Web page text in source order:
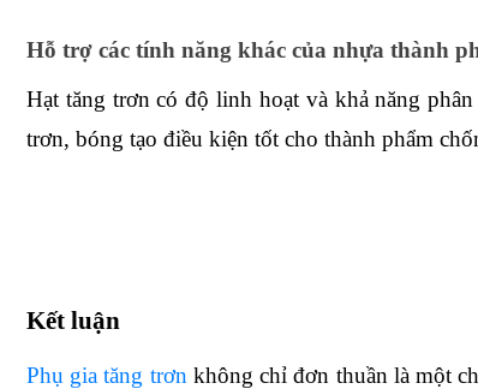
Hỗ trợ các tính năng khác của nhựa thành
Hạt tăng trơn có độ linh hoạt và khả năng
trơn, bóng tạo điều kiện tốt cho thành phẩm
Kết luận
Phụ gia tăng trơn không chỉ đơn thuần là một